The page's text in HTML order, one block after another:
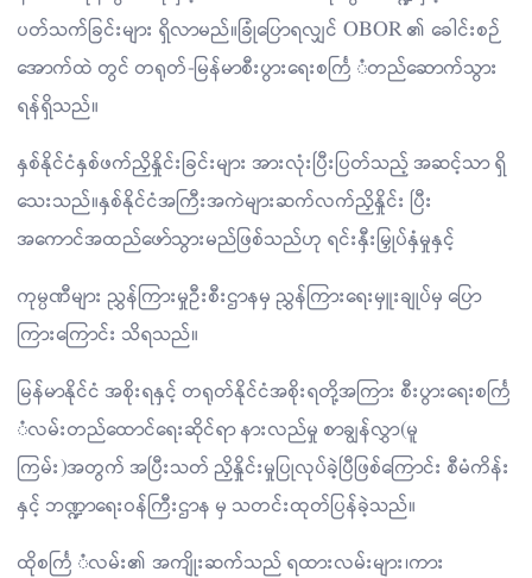
ပတ်သက်ခြင်းများ ရှိလာမည်။ခြုံပြောရလျှင် OBOR ၏ ခေါင်းစဉ်
အောက်ထဲ တွင် တရုတ်-မြန်မာစီးပွားရေးစင်္ကြ ံတည်ဆောက်သွား
ရန်ရှိသည်။
နှစ်နိုင်ငံနှစ်ဖက်ညှိနှိုင်းခြင်းများ အားလုံးပြီးပြတ်သည့် အဆင့်သာ ရှိ
သေးသည်။နှစ်နိုင်ငံအကြီးအကဲများဆက်လက်ညှိနှိုင်း ပြီး
အကောင်အထည်ဖော်သွားမည်ဖြစ်သည်ဟု ရင်းနှီးမြှုပ်နှံမှုနှင့်
ကုမ္ပဏီများ ညွှန်ကြားမှုဦးစီးဌာနမှ ညွှန်ကြားရေးမှူးချုပ်မှ ပြော
ကြားကြောင်း သိရသည်။
မြန်မာနိုင်ငံ အစိုးရနှင့် တရုတ်နိုင်ငံအစိုးရတို့အကြား စီးပွားရေးစင်္ကြ
ံလမ်းတည်ထောင်ရေးဆိုင်ရာ နားလည်မှု စာချွန်လွှာ(မူ
ကြမ်း)အတွက် အပြီးသတ် ညှိနှိုင်းမှုပြုလုပ်ခဲ့ပြီဖြစ်ကြောင်း စီမံကိန်း
နှင့် ဘဏ္ဍာရေးဝန်ကြီးဌာန မှ သတင်းထုတ်ပြန်ခဲ့သည်။
ထိုစင်္ကြ ံလမ်း၏ အကျိုးဆက်သည် ရထားလမ်းများ၊ကား